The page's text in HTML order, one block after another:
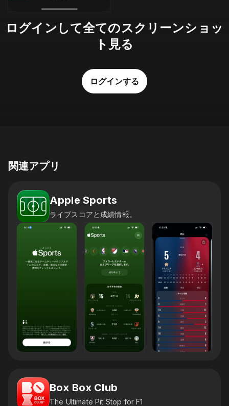
ログインして全てのスクリーンショッ
ト見る
ログインする
関連アプリ
Apple Sports
ライブスコアと成績情報。
Box Box Club
The Ultimate Pit Stop for F1